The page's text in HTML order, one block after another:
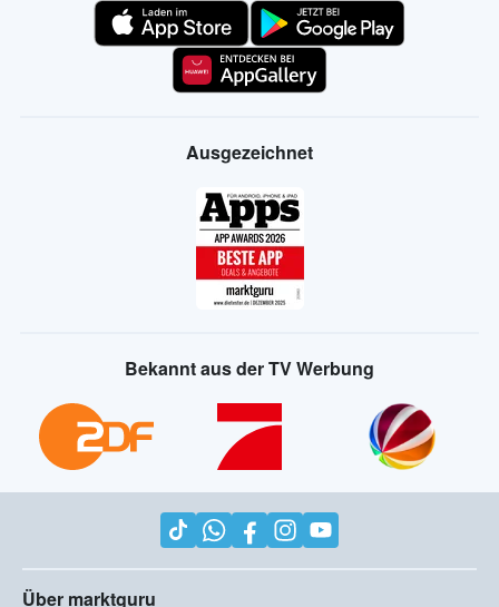
Ausgezeichnet
Bekannt aus der TV Werbung
Über marktguru